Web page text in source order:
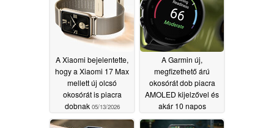
A Xiaomi bejelentette,
hogy a Xiaomi 17 Max
mellett új olcsó
okosórát is piacra
dobnak 05/13/2026
A Garmin új,
megfizethető árú
okosórát dob piacra
AMOLED kijelzővel és
akár 10 napos
üzemidővel05/12/2026